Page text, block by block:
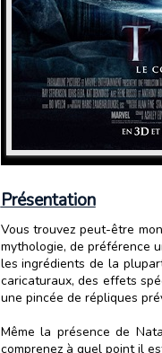
Présentation
Vous trouvez peut-être
mythologie, de préférence
les ingrédients de la
caricaturaux, des effets
une pincée de répliques
Même la présence de
comprenez à quel point il